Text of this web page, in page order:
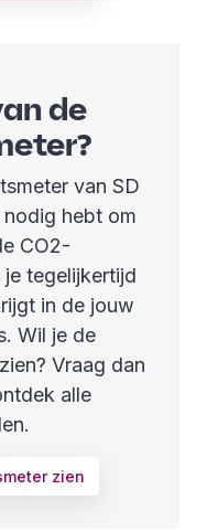
de
van SD
hebt om
CO2-
tegelijkertijd
in de jouw
Wil je de
Vraag dan
alle
zien